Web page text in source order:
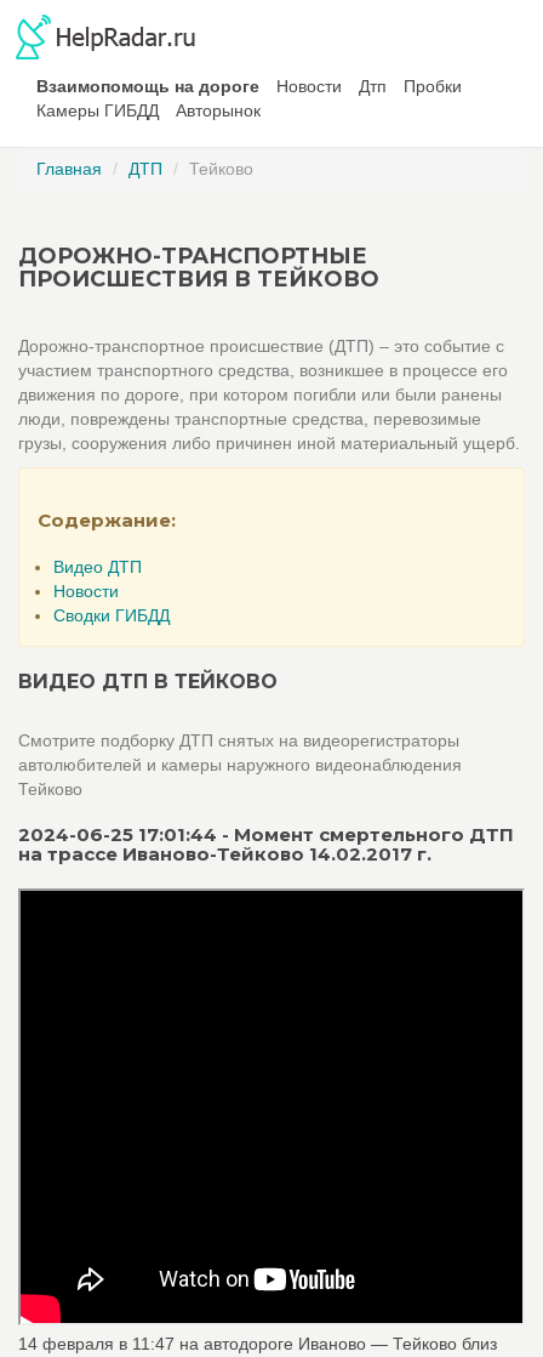
Взаимопомощь на дороге Новости Дтп
Пробки
Камеры ГИБДД
Авторынок
Главная ДТП Тейково
ДОРОЖНО-ТРАНСПОРТНЫЕ
ПРОИСШЕСТВИЯ В ТЕЙКОВО
Дорожно-транспортное происшествие (ДТП) – это событие с
участием транспортного средства, возникшее в процессе его
движения по дороге, при котором погибли или были ранены
люди, повреждены транспортные средства, перевозимые
грузы, сооружения либо причинен иной материальный ущерб.
Содержание:
Видео ДТП
Новости
Сводки ГИБДД
ВИДЕО ДТП В ТЕЙКОВО
Смотрите подборку ДТП снятых на видеорегистраторы
автолюбителей и камеры наружного видеонаблюдения
Тейково
2024-06-25 17:01:44 - Момент смертельного ДТП
на трассе Иваново-Тейково 14.02.2017 г.
14 февраля в 11:47 на автодороге Иваново — Тейково близ